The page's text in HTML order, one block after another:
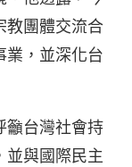
教團體交流合
業，並深化台
籲台灣社會持
並與國際民主